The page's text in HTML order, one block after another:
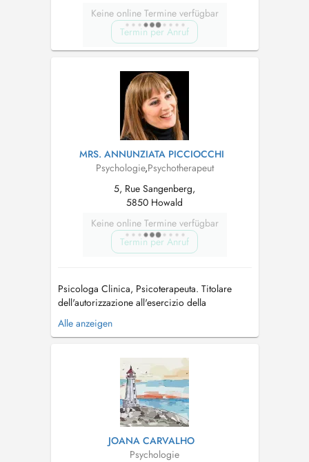
Keine online Termine verfügbar
Termin per Anruf
MRS. ANNUNZIATA PICCIOCCHI
Psychologie,Psychotherapeut
5, Rue Sangenberg,
5850 Howald
Keine online Termine verfügbar
Termin per Anruf
Psicologa Clinica, Psicoterapeuta. Titolare
dell'autorizzazione all'esercizio della
professione di psicoterapeuta. Il costo di una
seduta di psicoterapia è di 158,95 euro, di cui
gli assicurati che non hanno compiuto i 18 anni
alla data di rilascio d...
Alle anzeigen
JOANA CARVALHO
Psychologie